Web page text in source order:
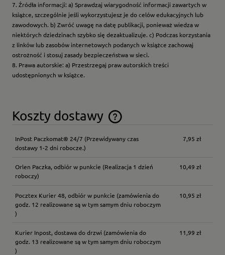
7. Źródła informacji: a) Sprawdzaj wiarygodność informacji zawartych w
książce, szczególnie jeśli wykorzystujesz je do celów edukacyjnych lub
zawodowych. b) Zwróć uwagę na datę publikacji, ponieważ wiedza w
niektórych dziedzinach szybko się dezaktualizuje. c) Podczas korzystania
z linków lub zasobów internetowych podanych w książce zachowaj
ostrożność i stosuj zasady bezpieczeństwa w sieci.
8. Prawa autorskie: a) Przestrzegaj praw autorskich treści
udostępnionych w książce.
Koszty dostawy
Cena nie zawiera ewentualnych kosztów płatności
InPost Paczkomat® 24/7 (Przewidywany czas
dostawy 1-2 dni robocze.)
7,95 zł
Orlen Paczka, odbiór w punkcie (Realizacja 1 dzień
roboczy)
10,49 zł
Pocztex Kurier 48, odbiór w punkcie (zamówienia do
godz. 12 realizowane są w tym samym dniu roboczym
)
10,95 zł
Kurier Inpost, dostawa do drzwi (zamówienia do
godz. 13 realizowane są w tym samym dniu roboczym
)
11,99 zł